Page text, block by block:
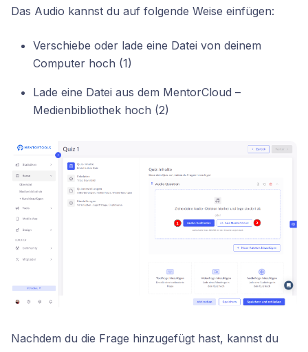
Das Audio kannst du auf folgende Weise einfügen:
Verschiebe oder lade eine Datei von deinem
Computer hoch (1)
Lade eine Datei aus dem MentorCloud –
Medienbibliothek hoch (2)
Nachdem du die Frage hinzugefügt hast, kannst du